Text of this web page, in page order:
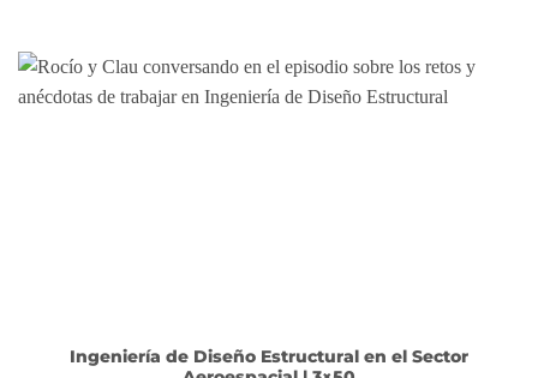
Ingeniería de Diseño Estructural en el Sector